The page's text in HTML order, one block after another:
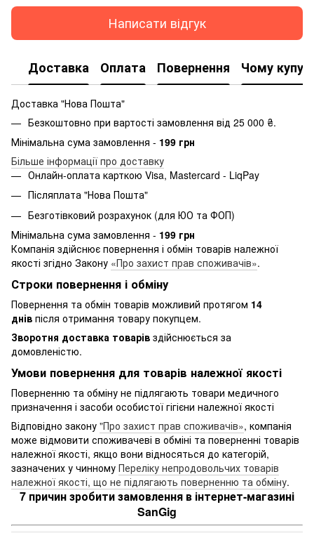
Написати відгук
Доставка Оплата Повернення Чому
Доставка "Нова Пошта"
Безкоштовно при вартості замовлення від 25 000 ₴.
Мінімальна сума замовлення - 199 грн
Більше інформації про доставку
Онлайн-оплата карткою Visa, Mastercard - LiqPay
Післяплата "Нова Пошта"
Безготівковий розрахунок (для ЮО та ФОП)
Мінімальна сума замовлення - 199 грн
Компанія здійснює повернення і обмін товарів належної
якості згідно Закону «Про захист прав споживачів».
Строки повернення і обміну
Повернення та обмін товарів можливий протягом 14
днів після отримання товару покупцем.
Зворотня доставка товарів здійснюється за
домовленістю.
Умови повернення для товарів належної якості
Поверненню та обміну не підлягають товари медичного
призначення і засоби особистої гігієни належної якості
Відповідно закону "Про захист прав споживачів», компанія
може відмовити споживачеві в обміні та поверненні товарів
належної якості, якщо вони відносяться до категорій,
зазначених у чинному Переліку непродовольчих товарів
належної якості, що не підлягають поверненню та обміну.
7 причин зробити замовлення в інтернет-магазині
SanGig